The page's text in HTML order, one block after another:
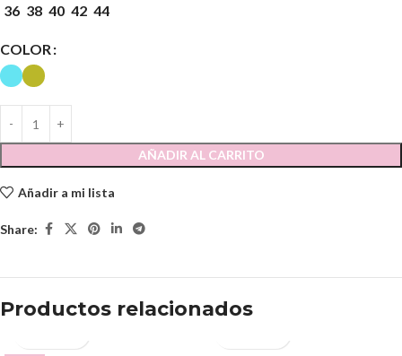
36 38 40 42 44
COLOR
AÑADIR AL CARRITO
Añadir a mi lista
Share:
Productos relacionados